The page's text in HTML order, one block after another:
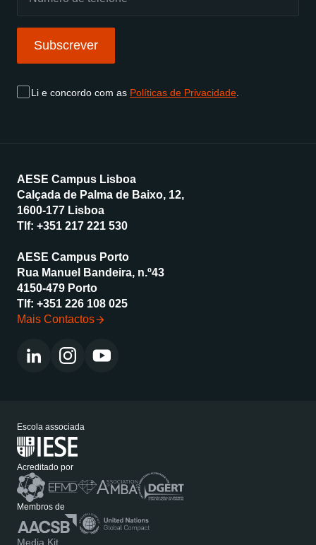
Subscrever
Li e concordo com as Políticas de Privacidade
AESE Campus Lisboa
Calçada de Palma de Baixo, 12,
1600-177 Lisboa
Tlf: +351 217 221 530
AESE Campus Porto
Rua Manuel Bandeira, n.º43
4150-479 Porto
Tlf: +351 226 108 025
Mais Contactos
Escola associada
Acreditado por
Membros de
Media Kit